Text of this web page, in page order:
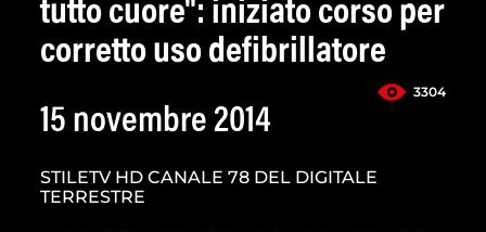
tutto cuore": iniziato corso per
corretto uso defibrillatore
3304
15 novembre 2014
STILETV HD CANALE 78 DEL DIGITALE
TERRESTRE